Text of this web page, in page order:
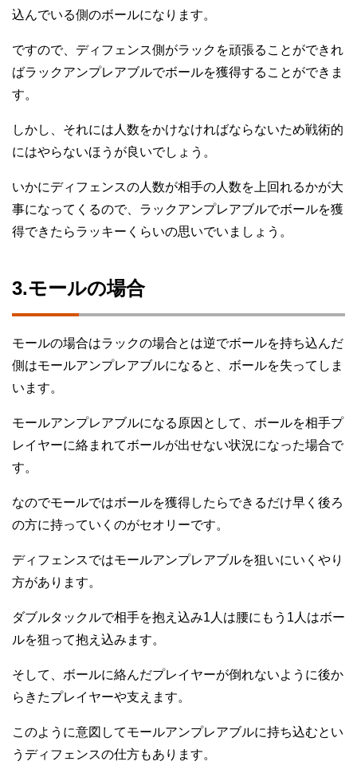
込んでいる側のボールになります。
ですので、ディフェンス側がラックを頑張ることができれ
ばラックアンプレアブルでボールを獲得することができま
す。
しかし、それには人数をかけなければならないため戦術的
にはやらないほうが良いでしょう。
いかにディフェンスの人数が相手の人数を上回れるかが大
事になってくるので、ラックアンプレアブルでボールを獲
得できたらラッキーくらいの思いでいましょう。
3.モールの場合
モールの場合はラックの場合とは逆でボールを持ち込んだ
側はモールアンプレアブルになると、ボールを失ってしま
います。
モールアンプレアブルになる原因として、ボールを相手プ
レイヤーに絡まれてボールが出せない状況になった場合で
す。
なのでモールではボールを獲得したらできるだけ早く後ろ
の方に持っていくのがセオリーです。
ディフェンスではモールアンプレアブルを狙いにいくやり
方があります。
ダブルタックルで相手を抱え込み1人は腰にもう1人はボー
ルを狙って抱え込みます。
そして、ボールに絡んだプレイヤーが倒れないように後か
らきたプレイヤーや支えます。
このように意図してモールアンプレアブルに持ち込むとい
うディフェンスの仕方もあります。